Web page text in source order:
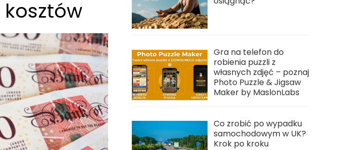
Gra na telefon do
robienia puzzli z
własnych zdjęć – poznaj
Photo Puzzle & Jigsaw
Maker by MaslonLabs
Co zrobić po wypadku
samochodowym w UK?
Krok po kroku